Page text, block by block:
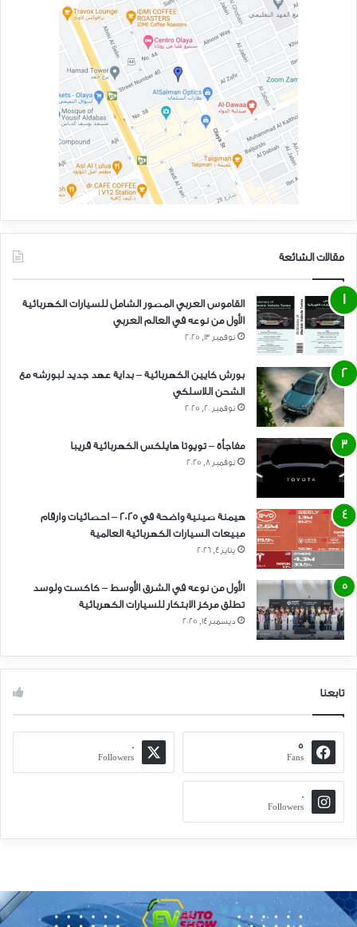
مقالات الشائعة
القاموس العربي المصور الشامل للسيارات الكهربائية
الأول من نوعه في العالم العربي
نوفمبر 13, 2025
بورش كايين الكهربائية – بداية عهد جديد لبورشه مع
الشحن اللاسلكي
نوفمبر 20, 2025
مفاجأة – تويوتا هايلكس الكهربائية قريبا
نوفمبر 8, 2025
هيمنة صينية واضحة في 2025 – احصائيات وارقام
مبيعات السيارات الكهربائية العالمية
يناير 4, 2026
الأول من نوعه في الشرق الأوسط – كاكست ولوسد
تطلق مركز الابتكار للسيارات الكهربائية
ديسمبر 14, 2025
تابعنا
5
Fans
0
Followers
0
Followers